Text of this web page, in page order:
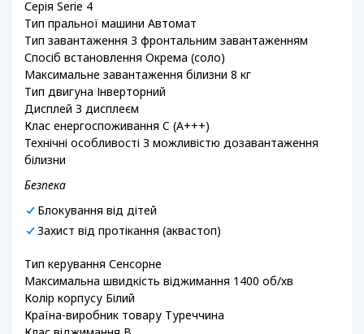
Серія Serie 4
Тип пральної машини Автомат
Тип завантаження З фронтальним завантаженням
Спосіб встановлення Окрема (соло)
Максимальне завантаження білизни 8 кг
Тип двигуна Інверторний
Дисплей З дисплеєм
Клас енергоспоживання C (A+++)
Технічні особливості З можливістю дозавантаження
білизни
Безпека
Блокування від дітей
Захист від протікання (аквастоп)
Тип керування Сенсорне
Максимальна швидкість віджимання 1400 об/хв
Колір корпусу Білий
Країна-виробник товару Туреччина